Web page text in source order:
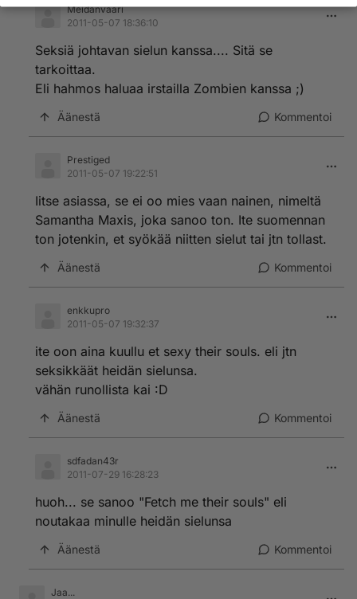
Meidänvaari
2011-05-07 18:36:10
Seksiä johtavan sielun kanssa.... Sitä se
tarkoittaa.
Eli hahmos haluaa irstailla Zombien kanssa ;)
Äänestä Kommentoi
Prestiged
2011-05-07 19:22:51
Iitse asiassa, se ei oo mies vaan nainen, nimeltä
Samantha Maxis, joka sanoo ton. Ite suomennan
ton jotenkin, et syökää niitten sielut tai jtn tollast.
Äänestä Kommentoi
enkkupro
2011-05-07 19:32:37
ite oon aina kuullu et sexy their souls. eli jtn
seksikkäät heidän sielunsa.
vähän runollista kai :D
Äänestä Kommentoi
sdfadan43r
2011-07-29 16:28:23
huoh... se sanoo "Fetch me their souls" eli
noutakaa minulle heidän sielunsa
Äänestä Kommentoi
Jaa...